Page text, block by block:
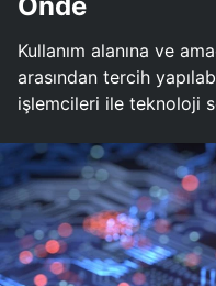
Kullanım alanına ve
arasından tercih
işlemcileri ile teknoloji